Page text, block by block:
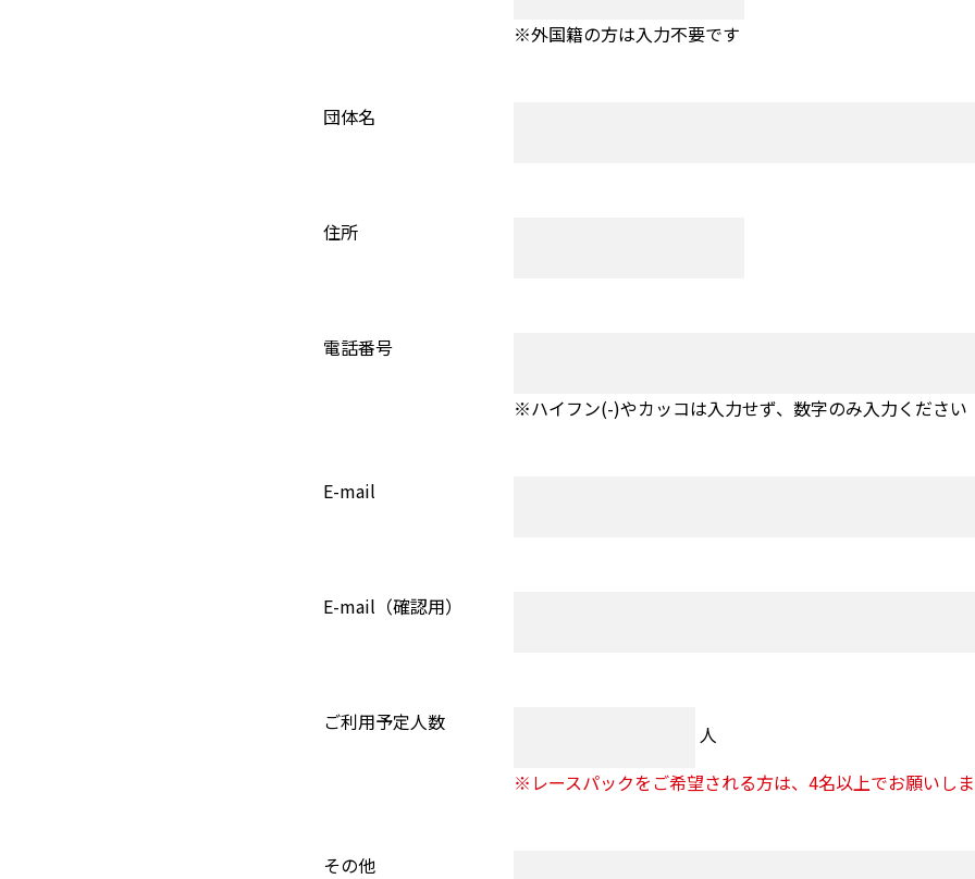
※外国籍の方は入力不要です
団体名
住所
電話番号
※ハイフン(-)やカッコは入力せず、数字のみ入力ください
E-mail
E-mail（確認用）
ご利用予定人数
人
※レースパックをご希望される方は、4名以上でお願いし
その他